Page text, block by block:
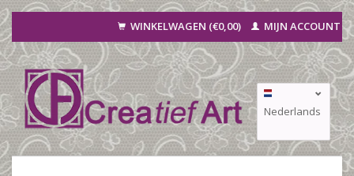
WINKELWAGEN (€0,00) MIJN ACCOUNT
Nederlands
Deutsch